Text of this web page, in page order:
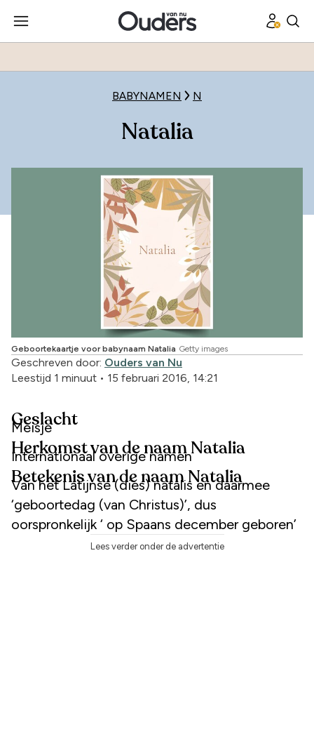
BABYNAMEN N
Natalia
Geboortekaartje voor babynaam Natalia Getty images
Geschreven door: Ouders van Nu
Leestijd 1 minuut • 15 februari 2016, 14:21
Geslacht
Meisje
Herkomst van de naam Natalia
Internationaal overige namen
Betekenis van de naam Natalia
Van het Latijnse (dies) natalis en daarmee
‘geboortedag (van Christus)’, dus
oorspronkelijk ‘ op Spaans december geboren’
Lees verder onder de advertentie